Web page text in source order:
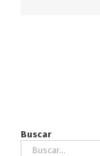
Buscar
Buscar: